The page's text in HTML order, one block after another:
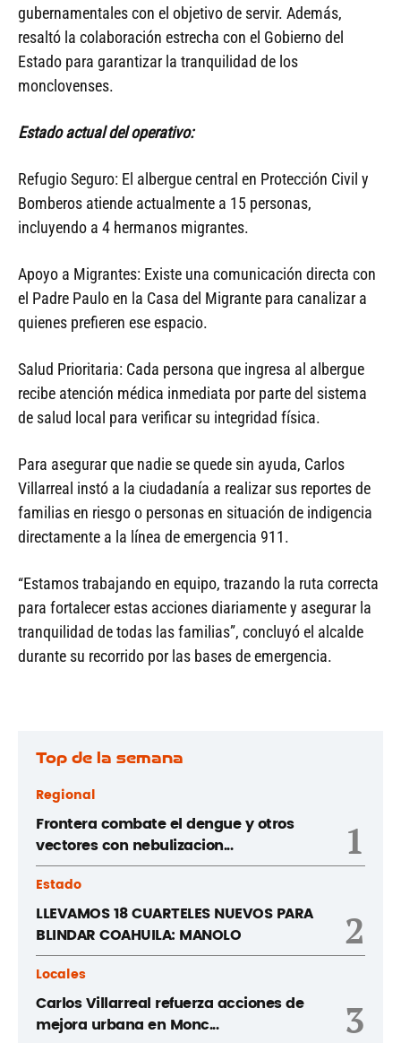
gubernamentales con el objetivo de servir. Además,
resaltó la colaboración estrecha con el Gobierno del
Estado para garantizar la tranquilidad de los
monclovenses.
Estado actual del operativo:
Refugio Seguro: El albergue central en Protección Civil y
Bomberos atiende actualmente a 15 personas,
incluyendo a 4 hermanos migrantes.
Apoyo a Migrantes: Existe una comunicación directa con
el Padre Paulo en la Casa del Migrante para canalizar a
quienes prefieren ese espacio.
Salud Prioritaria: Cada persona que ingresa al albergue
recibe atención médica inmediata por parte del sistema
de salud local para verificar su integridad física.
Para asegurar que nadie se quede sin ayuda, Carlos
Villarreal instó a la ciudadanía a realizar sus reportes de
familias en riesgo o personas en situación de indigencia
directamente a la línea de emergencia 911.
“Estamos trabajando en equipo, trazando la ruta correcta
para fortalecer estas acciones diariamente y asegurar la
tranquilidad de todas las familias”, concluyó el alcalde
durante su recorrido por las bases de emergencia.
Top de la semana
Regional
Frontera combate el dengue y otros
vectores con nebulizacion...
1
Estado
LLEVAMOS 18 CUARTELES NUEVOS PARA
BLINDAR COAHUILA: MANOLO
2
Locales
Carlos Villarreal refuerza acciones de
mejora urbana en Monc...
3